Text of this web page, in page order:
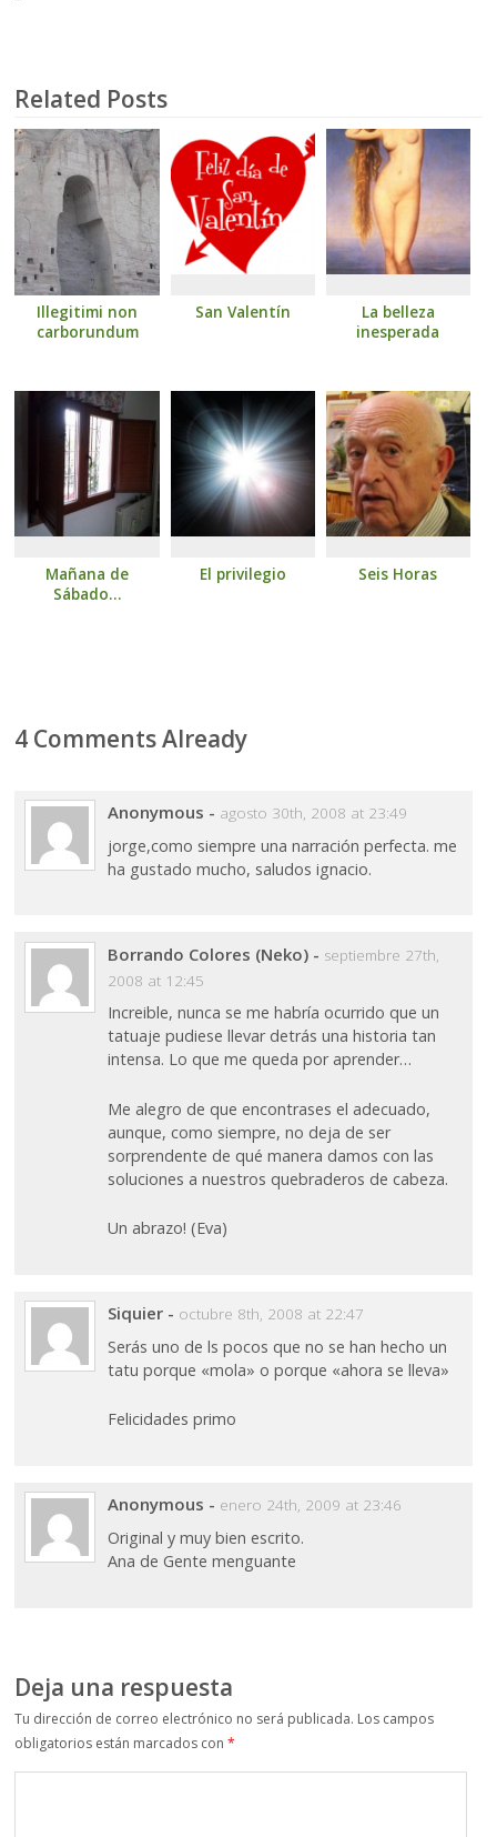
Related Posts
Illegitimi non
carborundum
San Valentín
La belleza
inesperada
Mañana de
Sábado…
El privilegio Seis Horas
4 Comments Already
Anonymous - agosto 30th, 2008 at 23:49
jorge,como siempre una narración perfecta. me
ha gustado mucho, saludos ignacio.
Borrando Colores (Neko) - septiembre 27th,
2008 at 12:45
Increible, nunca se me habría ocurrido que un
tatuaje pudiese llevar detrás una historia tan
intensa. Lo que me queda por aprender…
Me alegro de que encontrases el adecuado,
aunque, como siempre, no deja de ser
sorprendente de qué manera damos con las
soluciones a nuestros quebraderos de cabeza.
Un abrazo! (Eva)
Siquier - octubre 8th, 2008 at 22:47
Serás uno de ls pocos que no se han hecho un
tatu porque «mola» o porque «ahora se lleva»
Felicidades primo
Anonymous - enero 24th, 2009 at 23:46
Original y muy bien escrito.
Ana de Gente menguante
Deja una respuesta
Tu dirección de correo electrónico no será publicada. Los campos
obligatorios están marcados con*